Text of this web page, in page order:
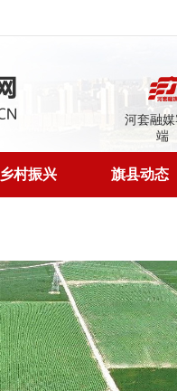
河套融
端
乡村振兴 旗县动态